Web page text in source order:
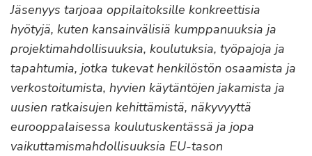
Jäsenyys tarjoaa oppilaitoksille konkreettisia
hyötyjä, kuten kansainvälisiä kumppanuuksia ja
projektimahdollisuuksia, koulutuksia, työpajoja ja
tapahtumia, jotka tukevat henkilöstön osaamista ja
verkostoitumista, hyvien käytäntöjen jakamista ja
uusien ratkaisujen kehittämistä, näkyvyyttä
eurooppalaisessa koulutuskentässä ja jopa
vaikuttamismahdollisuuksia EU-tason